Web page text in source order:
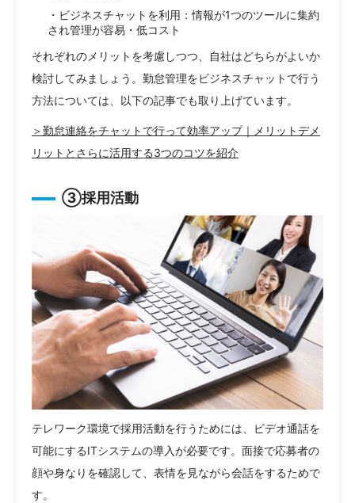
・ビジネスチャットを利用：情報が1つのツールに集約
され管理が容易・低コスト
それぞれのメリットを考慮しつつ、自社はどちらがよいか
検討してみましょう。勤怠管理をビジネスチャットで行う
方法については、以下の記事でも取り上げています。
＞勤怠連絡をチャットで行って効率アップ｜メリットデメ
リットとさらに活用する3つのコツを紹介
③採用活動
テレワーク環境で採用活動を行うためには、ビデオ通話を
可能にするITシステムの導入が必要です。面接で応募者の
顔や身なりを確認して、表情を見ながら会話をするためで
す。